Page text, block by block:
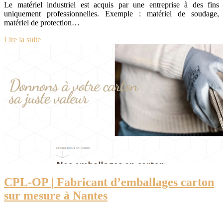
Le matériel industriel est acquis par une entreprise à des fins
uniquement professionnelles. Exemple : matériel de soudage,
matériel de protection…
Lire la suite
CPL-OP | Fabricant d’emballages carton
sur mesure à Nantes